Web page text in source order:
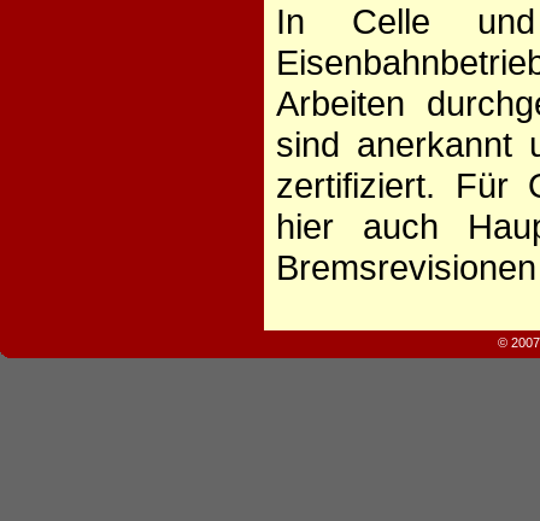
In Celle
Arbeiten
sind anerkannt
zertifiziert. Für
hier auch
©